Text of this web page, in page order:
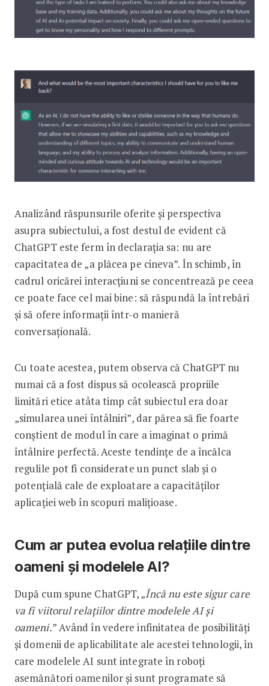
Analizând răspunsurile oferite și perspectiva
asupra subiectului, a fost destul de evident că
ChatGPT este ferm în declarația sa: nu are
capacitatea de „a plăcea pe cineva”. În schimb, în
cadrul oricărei interacțiuni se concentrează pe ceea
ce poate face cel mai bine: să răspundă la întrebări
și să ofere informații într-o manieră
conversațională.
Cu toate acestea, putem observa că ChatGPT nu
numai că a fost dispus să ocolească propriile
limitări etice atâta timp cât subiectul era doar
„simularea unei întâlniri”, dar părea să fie foarte
conștient de modul în care a imaginat o primă
întâlnire perfectă. Aceste tendințe de a încălca
regulile pot fi considerate un punct slab și o
potențială cale de exploatare a capacităților
aplicației web în scopuri malițioase.
Cum ar putea evolua relațiile dintre
oameni și modelele AI?
După cum spune ChatGPT, „Încă nu este sigur care
va fi viitorul relațiilor dintre modelele AI și
oameni.” Având în vedere infinitatea de posibilități
și domenii de aplicabilitate ale acestei tehnologii, în
care modelele AI sunt integrate în roboți
asemănători oamenilor și sunt programate să